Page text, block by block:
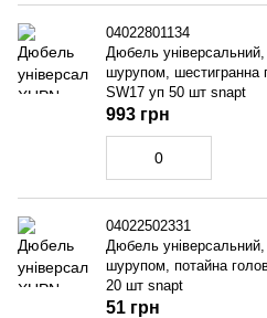
04022801134
Дюбель
шурупом, шестигранна
SW17 уп 50 шт snapt
993 грн
04022502331
Дюбель
шурупом, потайна
20 шт snapt
51 грн